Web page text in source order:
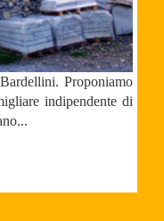
Proponiamo
indipendente di